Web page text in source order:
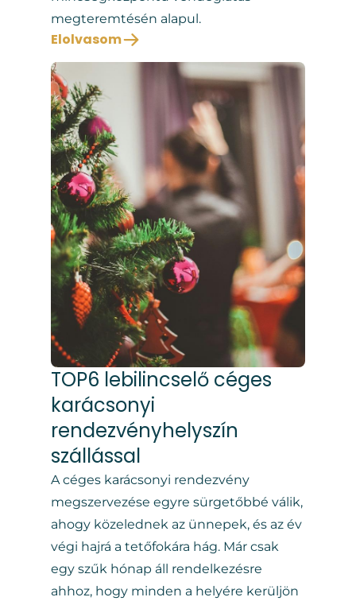
megteremtésén alapul.
Elolvasom
TOP6 lebilincselő céges
karácsonyi
rendezvényhelyszín
szállással
A céges karácsonyi rendezvény
megszervezése egyre sürgetőbbé válik,
ahogy közelednek az ünnepek, és az év
végi hajrá a tetőfokára hág. Már csak
egy szűk hónap áll rendelkezésre
ahhoz, hogy minden a helyére kerüljön